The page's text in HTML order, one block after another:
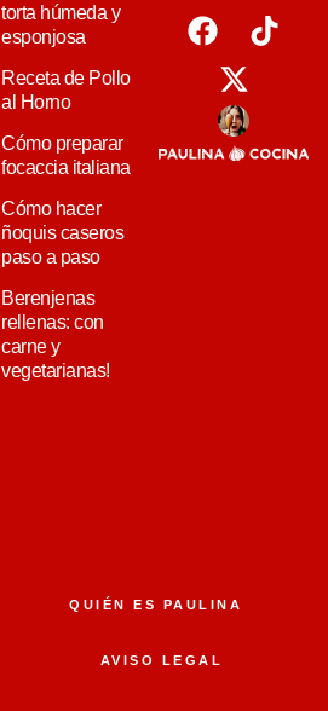
torta húmeda y
esponjosa
Receta de Pollo
al Horno
Cómo preparar
focaccia italiana
Cómo hacer
ñoquis caseros
paso a paso
Berenjenas
rellenas: con
carne y
vegetarianas!
QUIÉN ES PAULINA
AVISO LEGAL